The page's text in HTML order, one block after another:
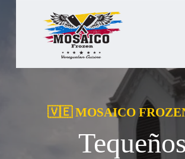
🇻🇪 MOSAICO
Tequeños